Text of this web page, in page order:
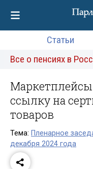
Статьи
Все о пенсиях в
ссылку на
товаров
Тема: Пленарное
декабря 2024 года